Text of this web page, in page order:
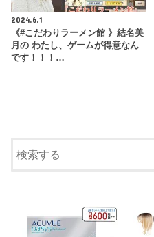
2024.6.1
《#こだわりラーメン館 》結名美
月の わたし、ゲームが得意なん
です！！！…